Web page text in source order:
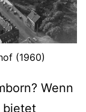
(1960)
Wenn
bietet